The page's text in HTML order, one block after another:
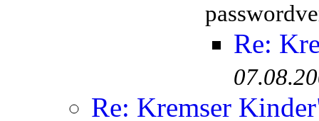
Re:
Re: Kremser